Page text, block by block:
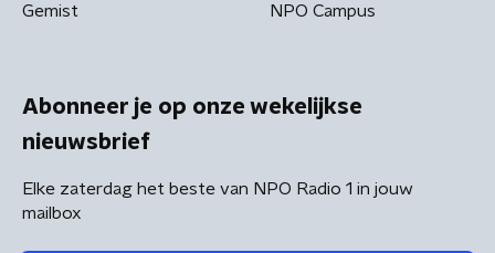
Gemist NPO Campus
Abonneer je op onze wekelijkse
nieuwsbrief
Elke zaterdag het beste van NPO Radio 1 in jouw
mailbox